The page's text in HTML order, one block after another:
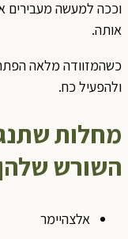
למעשה מעבירים
מלאה הפתרון
כח.
שלהן
אלצהיימר